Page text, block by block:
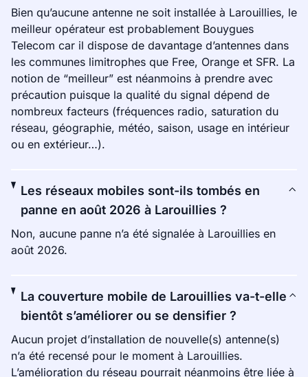
Bien qu’aucune antenne ne soit installée à Larouillies, le
meilleur opérateur est probablement Bouygues
Telecom car il dispose de davantage d’antennes dans
les communes limitrophes que Free, Orange et SFR. La
notion de “meilleur” est néanmoins à prendre avec
précaution puisque la qualité du signal dépend de
nombreux facteurs (fréquences radio, saturation du
réseau, géographie, météo, saison, usage en intérieur
ou en extérieur…).
Les réseaux mobiles sont-ils tombés en
panne en août 2026 à Larouillies ?
Non, aucune panne n’a été signalée à Larouillies en
août 2026.
La couverture mobile de Larouillies va-t-elle
bientôt s’améliorer ou se densifier ?
Aucun projet d’installation de nouvelle(s) antenne(s)
n’a été recensé pour le moment à Larouillies.
L’amélioration du réseau pourrait néanmoins être liée à